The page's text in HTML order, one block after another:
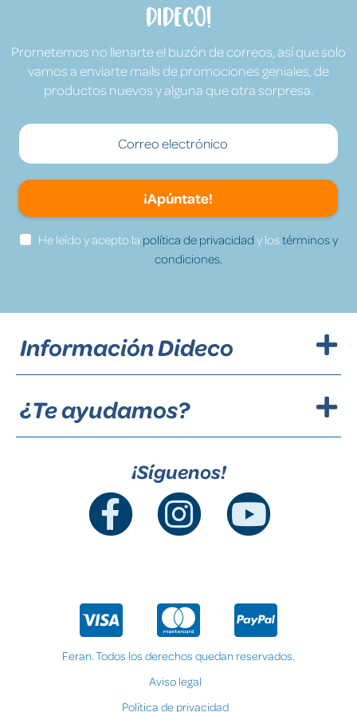
Dideco!
Prometemos no llenarte el buzón de correos, así que solo
vamos a enviarte mails de promociones geniales, de
productos nuevos y alguna que otra sorpresa.
¡Apúntate!
He leído y acepto la política de privacidad y lostérminos y
condiciones.
Información Dideco
¿Te ayudamos?
¡Síguenos!
Feran. Todos los derechos quedan reservados.
Aviso legal
Política de privacidad